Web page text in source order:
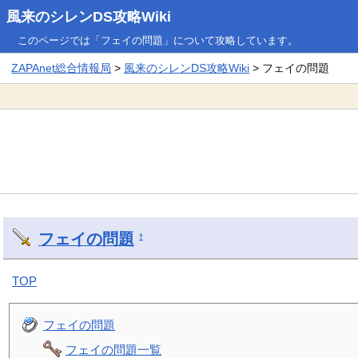
風来のシレンDS攻略Wiki
このページでは「フェイの問題」について攻略しています。
ZAPAnet総合情報局 > 風来のシレンDS攻略Wiki > フェイの問題
フェイの問題 †
TOP
フェイの問題
フェイの問題一覧